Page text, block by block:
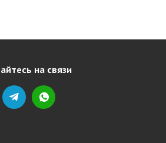
на связи